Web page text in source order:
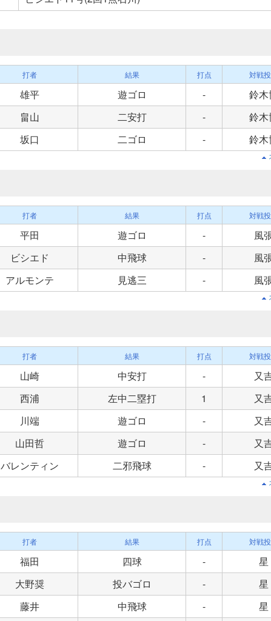
打者 結果 打点 対戦
雄平 遊ゴロ -
鈴木
畠山 二安打 -
鈴木
坂口 二ゴロ - 鈴木
打者 結果 打点 対戦
平田 遊ゴロ -
風
ビシエド 中飛球 -
風
アルモンテ 見逃三 - 風
打者 結果 打点 対戦
山崎 中安打 -
又
西浦 左中二塁打 1
又
川端 遊ゴロ -
又
山田哲 遊ゴロ -
又
バレンティン 二邪飛球 - 又
打者 結果 打点 対戦
福田 四球 -
星
大野奨 投バゴロ -
星
藤井 中飛球 -
星